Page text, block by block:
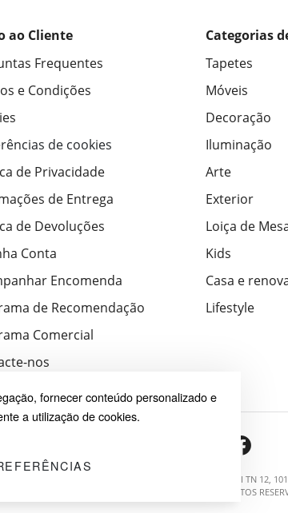
fornecer conteúdo personalizado e
a utilização de cookies.
ao Cliente
Frequentes
e Condições
de cookies
de Privacidade
de Entrega
de Devoluções
Conta
Encomenda
de Recomendação
Comercial
nos
Categorias
Tapetes
Móveis
Decoração
Iluminação
Arte
Exterior
Loiça de
Kids
Casa e
Lifestyle
© 2026 SAYRUG OÜ · KESKLINNA LINNAOSA, AHTRI TN 12,
NIF EE102518759 · TODOS OS DIREITOS